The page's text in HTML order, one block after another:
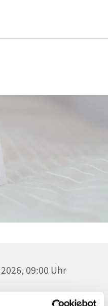
09:00 Uhr
Platanenstraße